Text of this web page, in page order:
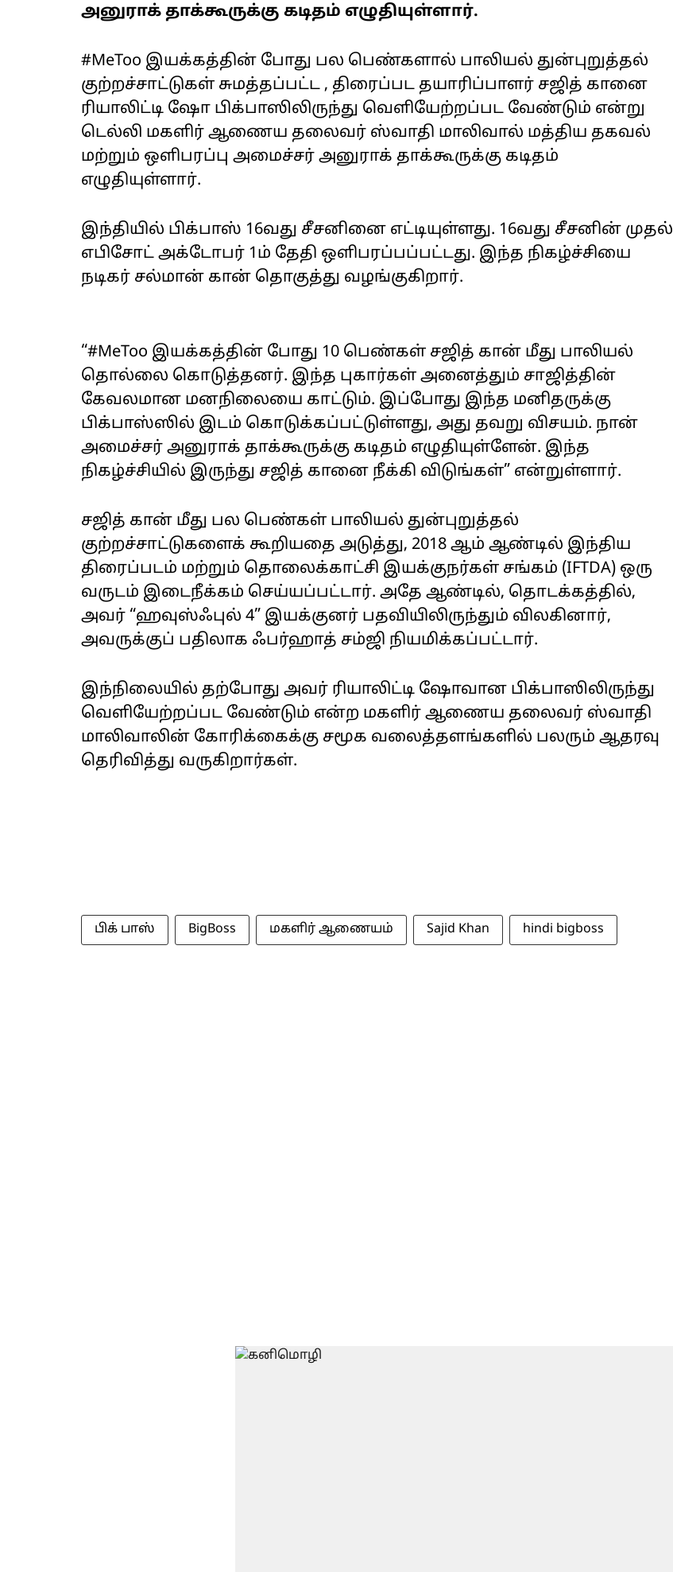
அனுராக் தாக்கூருக்கு கடிதம் எழுதியுள்ளார்.
#MeToo இயக்கத்தின் போது பல பெண்களால் பாலியல் துன்புறுத்தல்
குற்றச்சாட்டுகள் சுமத்தப்பட்ட , திரைப்பட தயாரிப்பாளர் சஜித் கானை
ரியாலிட்டி ஷோ பிக்பாஸிலிருந்து வெளியேற்றப்பட வேண்டும் என்று
டெல்லி மகளிர் ஆணைய தலைவர் ஸ்வாதி மாலிவால் மத்திய தகவல்
மற்றும் ஒளிபரப்பு அமைச்சர் அனுராக் தாக்கூருக்கு கடிதம்
எழுதியுள்ளார்.
இந்தியில் பிக்பாஸ் 16வது சீசனினை எட்டியுள்ளது. 16வது சீசனின் முதல்
எபிசோட் அக்டோபர் 1ம் தேதி ஒளிபரப்பப்பட்டது. இந்த நிகழ்ச்சியை
நடிகர் சல்மான் கான் தொகுத்து வழங்குகிறார்.
“#MeToo இயக்கத்தின் போது 10 பெண்கள் சஜித் கான் மீது பாலியல்
தொல்லை கொடுத்தனர். இந்த புகார்கள் அனைத்தும் சாஜித்தின்
கேவலமான மனநிலையை காட்டும். இப்போது இந்த மனிதருக்கு
பிக்பாஸ்ஸில் இடம் கொடுக்கப்பட்டுள்ளது, அது தவறு விசயம். நான்
அமைச்சர் அனுராக் தாக்கூருக்கு கடிதம் எழுதியுள்ளேன். இந்த
நிகழ்ச்சியில் இருந்து சஜித் கானை நீக்கி விடுங்கள்” என்றுள்ளார்.
சஜித் கான் மீது பல பெண்கள் பாலியல் துன்புறுத்தல்
குற்றச்சாட்டுகளைக் கூறியதை அடுத்து, 2018 ஆம் ஆண்டில் இந்திய
திரைப்படம் மற்றும் தொலைக்காட்சி இயக்குநர்கள் சங்கம் (IFTDA) ஒரு
வருடம் இடைநீக்கம் செய்யப்பட்டார். அதே ஆண்டில், தொடக்கத்தில்,
அவர் “ஹவுஸ்ஃபுல் 4” இயக்குனர் பதவியிலிருந்தும் விலகினார்,
அவருக்குப் பதிலாக ஃபர்ஹாத் சம்ஜி நியமிக்கப்பட்டார்.
இந்நிலையில் தற்போது அவர் ரியாலிட்டி ஷோவான பிக்பாஸிலிருந்து
வெளியேற்றப்பட வேண்டும் என்ற மகளிர் ஆணைய தலைவர் ஸ்வாதி
மாலிவாலின் கோரிக்கைக்கு சமூக வலைத்தளங்களில் பலரும் ஆதரவு
தெரிவித்து வருகிறார்கள்.
பிக் பாஸ் BigBoss மகளிர் ஆணையம் Sajid Khan hindi bigboss